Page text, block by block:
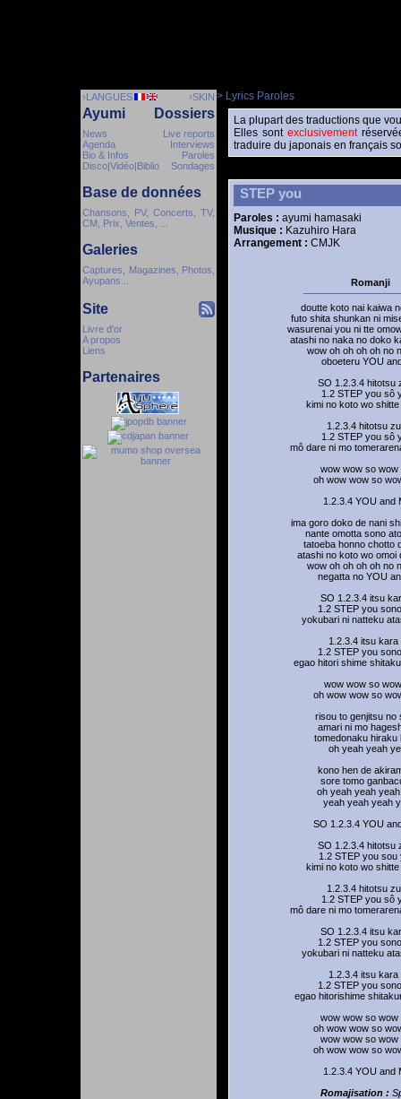
›LANGUES ›SKIN
Ayumi
News
Agenda
Bio & Infos
Disco|Vidéo|Biblio
Dossiers
Live reports
Interviews
Paroles
Sondages
Base de données
Chansons, PV, Concerts, TV,
CM, Prix, Ventes, ...
Galeries
Captures, Magazines, Photos,
Ayupans...
Site
Livre d'or
A propos
Liens
Partenaires
> Lyrics Paroles
La plupart des traductions que
Elles sontexclusivement
traduire du japonais en français
STEP you
Paroles : ayumi hamasaki
Musique : Kazuhiro Hara
Arrangement : CMJK
Romanji
doutte koto nai kaiwa
futo shita shunkan ni
wasurenai you ni tte
atashi no naka no doko
wow oh oh oh oh no
oboeteru YOU
SO 1.2.3.4 hitotsu
1.2 STEP you sô
kimi no koto wo
1.2.3.4 hitotsu
1.2 STEP you sô
mô dare ni mo
wow wow so wow
oh wow wow so
1.2.3.4 YOU and
ima goro doko de nani
nante omotta sono
tatoeba honno chotto
atashi no koto wo omoi
wow oh oh oh oh no
negatta no YOU
SO 1.2.3.4 itsu
1.2 STEP you
yokubari ni natteku
1.2.3.4 itsu kara
1.2 STEP you
egao hitori shime
wow wow so
oh wow wow so
risou to genjitsu no
amari ni mo
tomedonaku hiraku
oh yeah yeah
kono hen de
sore tomo
oh yeah yeah
yeah yeah yeah
SO 1.2.3.4 YOU
SO 1.2.3.4 hitotsu
1.2 STEP you sou
kimi no koto wo
1.2.3.4 hitotsu
1.2 STEP you sô
mô dare ni mo
SO 1.2.3.4 itsu
1.2 STEP you
yokubari ni natteku
1.2.3.4 itsu kara
1.2 STEP you
egao hitorishime
wow wow so wow
oh wow wow so
wow wow so wow
oh wow wow so
1.2.3.4 YOU and
Romajisation :